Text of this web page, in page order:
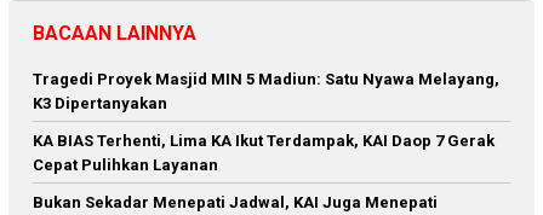
BACAAN LAINNYA
Tragedi Proyek Masjid MIN 5 Madiun: Satu Nyawa Melayang,
K3 Dipertanyakan
KA BIAS Terhenti, Lima KA Ikut Terdampak, KAI Daop 7 Gerak
Cepat Pulihkan Layanan
Bukan Sekadar Menepati Jadwal, KAI Juga Menepati